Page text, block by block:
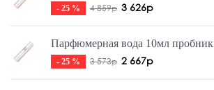
- 25 % 4 859р 3 626р
Парфюмерная вода 10мл пробник
- 25 % 3 573р 2 667р